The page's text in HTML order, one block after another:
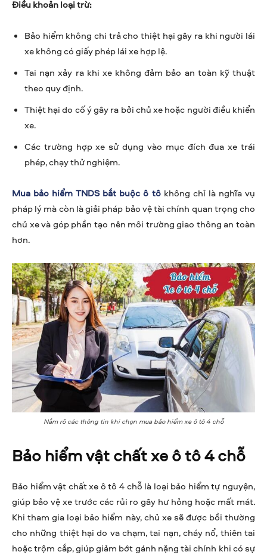
Điều khoản loại trừ:
Bảo hiểm không chi trả cho thiệt hại gây ra khi người lái
xe không có giấy phép lái xe hợp lệ.
Tai nạn xảy ra khi xe không đảm bảo an toàn kỹ thuật
theo quy định.
Thiệt hại do cố ý gây ra bởi chủ xe hoặc người điều khiển
xe.
Các trường hợp xe sử dụng vào mục đích đua xe trái
phép, chạy thử nghiệm.
Mua bảo hiểm TNDS bắt buộc ô tôkhông chỉ là nghĩa vụ
pháp lý mà còn là giải pháp bảo vệ tài chính quan trọng cho
chủ xe và góp phần tạo nên môi trường giao thông an toàn
hơn.
Nắm rõ các thông tin khi chọn mua bảo hiểm xe ô tô 4 chỗ
Bảo hiểm vật chất xe ô tô 4 chỗ
Bảo hiểm vật chất xe ô tô 4 chỗ là loại bảo hiểm tự nguyện,
giúp bảo vệ xe trước các rủi ro gây hư hỏng hoặc mất mát.
Khi tham gia loại bảo hiểm này, chủ xe sẽ được bồi thường
cho những thiệt hại do va chạm, tai nạn, cháy nổ, thiên tai
hoặc trộm cắp, giúp giảm bớt gánh nặng tài chính khi có sự